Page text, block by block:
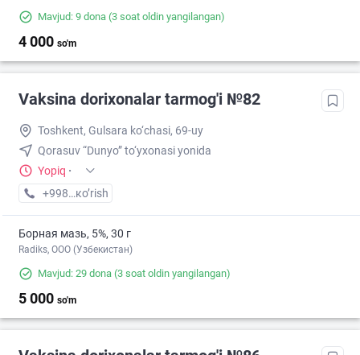
Mavjud: 9 dona (3 soat oldin yangilangan)
4 000 so'm
Vaksina dorixonalar tarmog'i №82
Toshkent, Gulsara ko‘chasi, 69-uy
Qorasuv “Dunyo” to‘yxonasi yonida
Yopiq ·
+998 (77) XXX-XX-XX
кo’rish
Борная мазь, 5%, 30 г
Radiks, ООО (Узбекистан)
Mavjud: 29 dona (3 soat oldin yangilangan)
5 000 so'm